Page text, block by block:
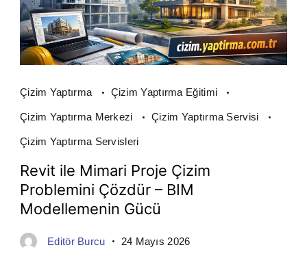
Çizim Yaptırma Çizim Yaptırma Eğitimi
Çizim Yaptırma Merkezi Çizim Yaptırma Servisi
Çizim Yaptırma Servisleri
Revit ile Mimari Proje Çizim
Problemini Çözdür – BIM
Modellemenin Gücü
Editör Burcu 24 Mayıs 2026